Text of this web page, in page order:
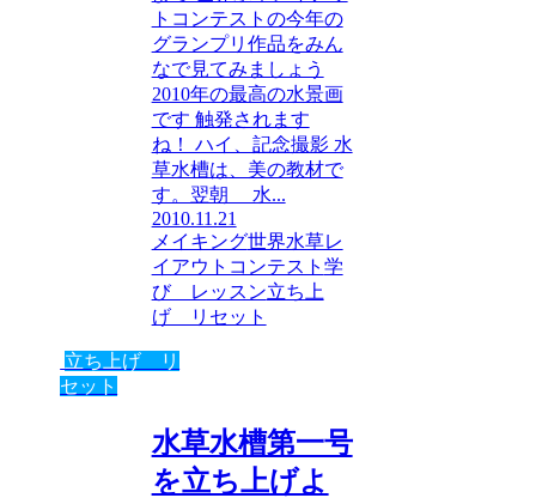
トコンテストの今年の
グランプリ作品をみん
なで見てみましょう
2010年の最高の水景画
です 触発されます
ね！ ハイ、記念撮影 水
草水槽は、美の教材で
す。翌朝 水...
2010.11.21
メイキング世界水草レ
イアウトコンテスト 学
び レッスン立ち上
げ リセット
立ち上げ リ
セット
水草水槽第一号
を立ち上げよ